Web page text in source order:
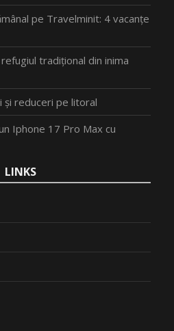
pe Travelminit: 4 vacanțe
tradițional din inima
și reduceri pe litoral
Iphone 17 Pro Max cu
LINKS